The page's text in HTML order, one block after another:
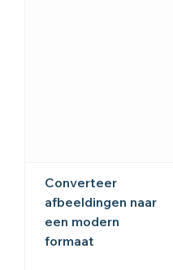
Converteer
afbeeldingen naar
een modern
formaat